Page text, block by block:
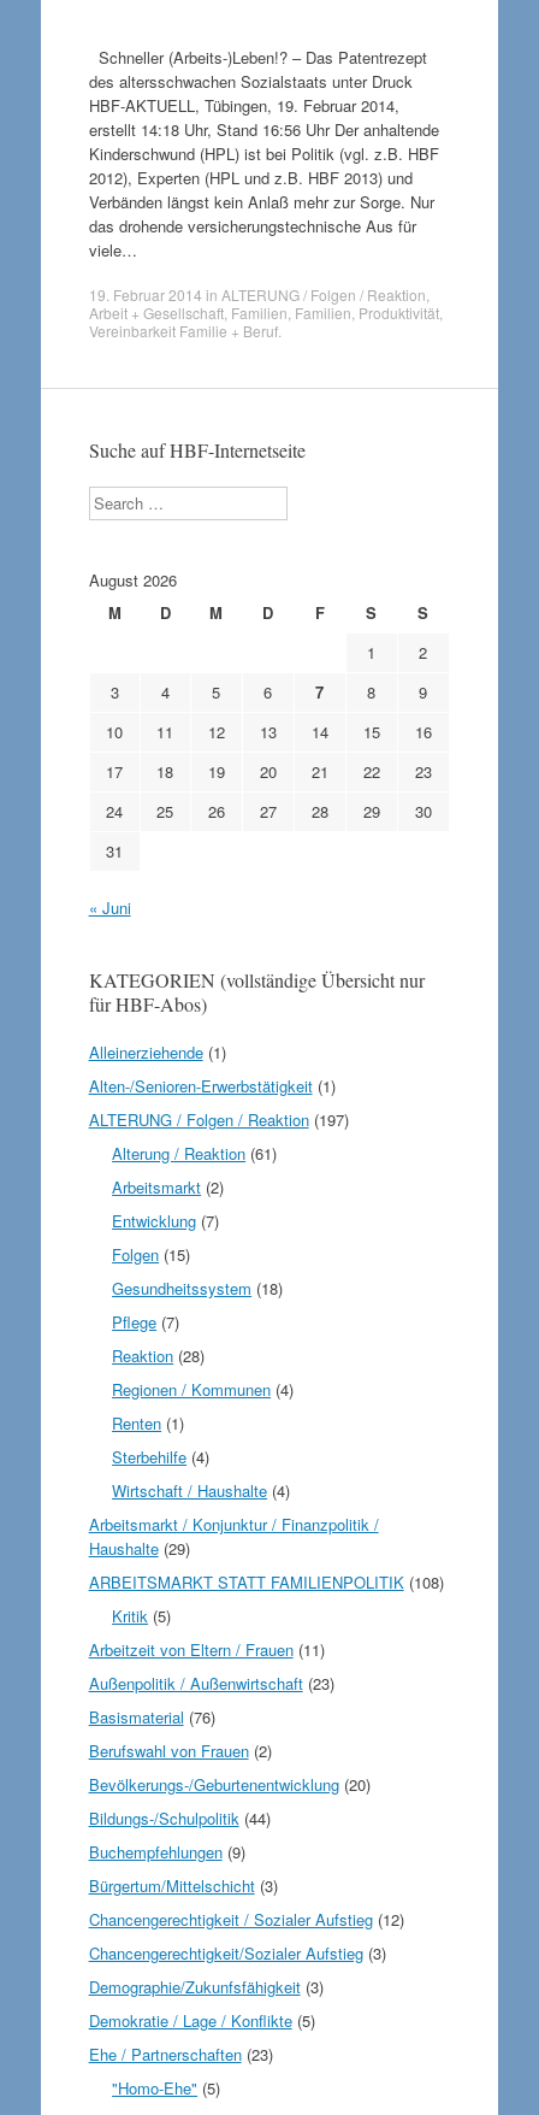
Schneller (Arbeits-)Leben!? – Das Patentrezept
des altersschwachen Sozialstaats unter Druck
HBF-AKTUELL, Tübingen, 19. Februar 2014,
erstellt 14:18 Uhr, Stand 16:56 Uhr Der anhaltende
Kinderschwund (HPL) ist bei Politik (vgl. z.B. HBF
2012), Experten (HPL und z.B. HBF 2013) und
Verbänden längst kein Anlaß mehr zur Sorge. Nur
das drohende versicherungstechnische Aus für
viele…
19. Februar 2014 in ALTERUNG / Folgen / Reaktion
Arbeit + Gesellschaft, Familien Familien Produktivität,
Vereinbarkeit Familie + Beruf.
Suche auf HBF-Internetseite
Search
August 2026
M
D M D F S
S
1
2
3
4 5 6 7 8
9
10
11 12 13 14 15
16
17
18 19 20 21 22
23
24
25 26 27 28 29
30
31
« Juni
KATEGORIEN (vollständige Übersicht nur
für HBF-Abos)
Alleinerziehende(1)
Alten-/Senioren-Erwerbstätigkeit(1)
ALTERUNG / Folgen / Reaktion(197)
Alterung / Reaktion (61)
Arbeitsmarkt (2)
Entwicklung (7)
Folgen (15)
Gesundheitssystem (18)
Pflege (7)
Reaktion (28)
Regionen / Kommunen (4)
Renten (1)
Sterbehilfe (4)
Wirtschaft / Haushalte (4)
Arbeitsmarkt / Konjunktur / Finanzpolitik /
Haushalte(29)
ARBEITSMARKT STATT FAMILIENPOLITIK(108)
Kritik (5)
Arbeitzeit von Eltern / Frauen(11)
Außenpolitik / Außenwirtschaft(23)
Basismaterial (76)
Berufswahl von Frauen(2)
Bevölkerungs-/Geburtenentwicklung(20)
Bildungs-/Schulpolitik(44)
Buchempfehlungen(9)
Bürgertum/Mittelschicht(3)
Chancengerechtigkeit / Sozialer Aufstieg(12)
Chancengerechtigkeit/Sozialer Aufstieg(3)
Demographie/Zukunfsfähigkeit(3)
Demokratie / Lage / Konflikte(5)
Ehe / Partnerschaften(23)
"Homo-Ehe" (5)